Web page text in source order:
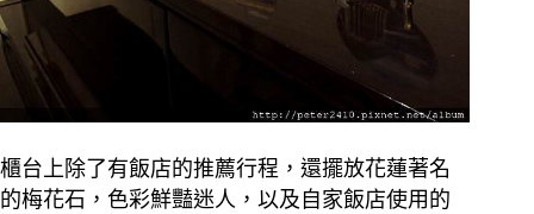
櫃台上除了有飯店的推薦行程，還擺放花蓮著名
的梅花石，色彩鮮豔迷人，以及自家飯店使用的